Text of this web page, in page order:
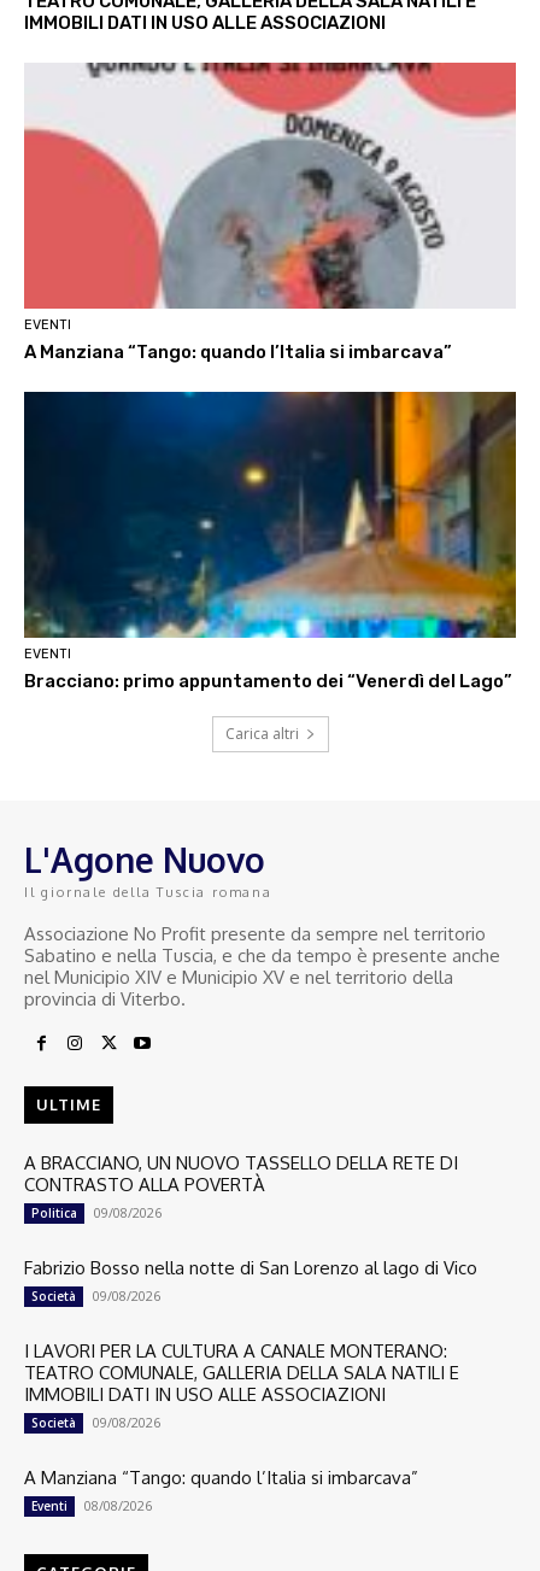
IMMOBILI DATI IN USO ALLE ASSOCIAZIONI
EVENTI
A Manziana “Tango: quando l’Italia si imbarcava”
EVENTI
Bracciano: primo appuntamento dei “Venerdì del Lago”
Carica altri
L'Agone Nuovo
Il giornale della Tuscia romana
Associazione No Profit presente da sempre nel territorio
Sabatino e nella Tuscia, e che da tempo è presente anche
nel Municipio XIV e Municipio XV e nel territorio della
provincia di Viterbo.
ULTIME
A BRACCIANO, UN NUOVO TASSELLO DELLA RETE DI
CONTRASTO ALLA POVERTÀ
Politica 09/08/2026
Fabrizio Bosso nella notte di San Lorenzo al lago di Vico
Società 09/08/2026
I LAVORI PER LA CULTURA A CANALE MONTERANO:
TEATRO COMUNALE, GALLERIA DELLA SALA NATILI E
IMMOBILI DATI IN USO ALLE ASSOCIAZIONI
Società 09/08/2026
A Manziana “Tango: quando l’Italia si imbarcava”
Eventi 08/08/2026